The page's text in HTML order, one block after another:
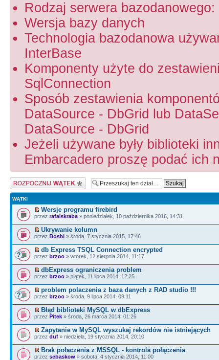
Rodzaj serwera
Wersja bazy danych
Technologia bazodanowa
InterBase
Komponenty użyte do
SqlConnection
Sposób zestawienia
DataSource - DbGrid lub
DataSource - DbGrid
Jeżeli używane były biblioteki
Embarcadero proszę podać ich
Napisz wątek
WĄTKI
Wersje programu firebird
przez rafalskraba » poniedziałek, 10 października 2016, 14:31
Ukrywanie kolumn
przez Boshi » środa, 7 stycznia 2015, 17:46
db Express TSQL Connection encrypted
przez brzoo » wtorek, 12 sierpnia 2014, 11:17
dbExpress ograniczenia problem
przez brzoo » piątek, 11 lipca 2014, 12:25
problem polaczenia z baza danych z RAD studio !!!
przez brzoo » środa, 9 lipca 2014, 09:11
Błąd biblioteki MySQL w dbExpress
przez Pitek » środa, 26 marca 2014, 01:26
Zapytanie w MySQL wyszukaj rekordów nie istniejących
przez duf » niedziela, 19 stycznia 2014, 20:10
Brak połaczenia z MSSQL - kontrola połączenia
przez sebaskow » sobota, 4 stycznia 2014, 11:00